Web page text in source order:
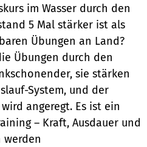
im Wasser durch den
5 Mal stärker ist als
Übungen an Land?
Übungen durch den
sie stärken
System, und der
angeregt. Es ist ein
– Kraft, Ausdauer und